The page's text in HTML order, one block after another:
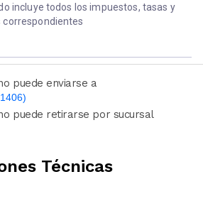
incluye todos los impuestos, tasas y
correspondientes
puede enviarse a
(sólo números)
puede retirarse por sucursal
Técnicas